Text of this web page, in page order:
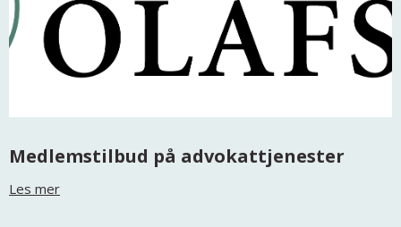
Medlemstilbud på advokattjenester
Les mer